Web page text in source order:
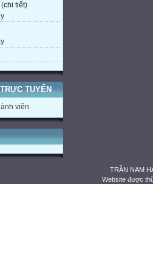
chi tiết)
TUYẾN
viên
TRẦN NAM
Website được